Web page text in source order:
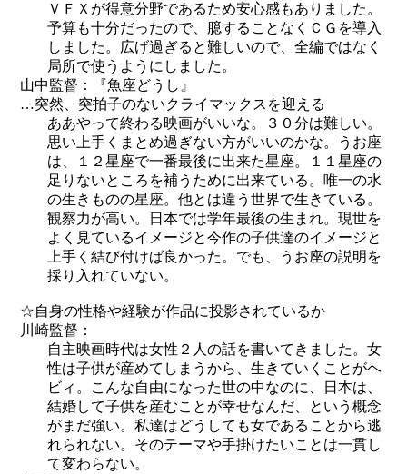
ＶＦＸが得意分野であるため安心感もありました。
予算も十分だったので、臆することなくＣＧを導入
しました。広げ過ぎると難しいので、全編ではなく
局所で使うようにしました。
山中監督：『魚座どうし』
…突然、突拍子のないクライマックスを迎える
ああやって終わる映画がいいな。３０分は難しい。
思い上手くまとめ過ぎない方がいいのかな。うお座
は、１２星座で一番最後に出来た星座。１１星座の
足りないところを補うために出来ている。唯一の水
の生きものの星座。他とは違う世界で生きている。
観察力が高い。日本では学年最後の生まれ。現世を
よく見ているイメージと今作の子供達のイメージと
上手く結び付けば良かった。でも、うお座の説明を
採り入れていない。
☆自身の性格や経験が作品に投影されているか
川崎監督：
自主映画時代は女性２人の話を書いてきました。女
性は子供が産めてしまうから、生きていくことがヘ
ビィ。こんな自由になった世の中なのに、日本は、
結婚して子供を産むことが幸せなんだ、という概念
がまだ強い。私達はどうしても女であることから逃
れられない。そのテーマや手掛けたいことは一貫し
て変わらない。